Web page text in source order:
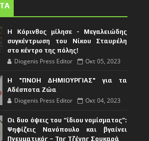
Η Κόρινθος μίλησε - Μεγαλειώδης
συγκέντρωση του Νίκου Σταυρέλη
στο κέντρο της πόλης!
Diogenis Press Editor Οκτ 05, 2023
Η "ΠΝΟΗ ΔΗΜΙΟΥΡΓΙΑΣ" για τα
Αδέσποτα Ζώα
Diogenis Press Editor Οκτ 04, 2023
Οι δυο όψεις του “ίδιου νομίσματος”:
Ψηφίζεις Νανόπουλο και βγαίνει
Πνευματικός – Της Τζένης Σουκαρά